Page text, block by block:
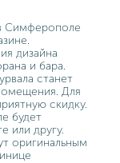
Симферополе
дизайна
и бара.
станет
Для
скидку.
будет
или другу.
оригинальным